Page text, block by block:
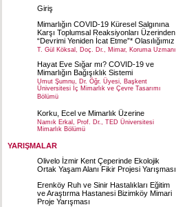
Giriş
Mimarlığın COVID-19 Küresel Salgınına
Karşı Toplumsal Reaksiyonları Üzerinden
“Devrimi Yeniden İcat Etme”* Olasılığımız
T. Gül Köksal, Doç. Dr., Mimar, Koruma Uzmanı
Hayat Eve Sığar mı? COVID-19 ve
Mimarlığın Bağışıklık Sistemi
Umut Şumnu, Dr. Öğr. Üyesi, Başkent
Üniversitesi İç Mimarlık ve Çevre Tasarımı
Bölümü
Korku, Ecel ve Mimarlık Üzerine
Namık Erkal, Prof. Dr., TED Üniversitesi
Mimarlık Bölümü
YARIŞMALAR
Olivelo İzmir Kent Çeperinde Ekolojik
Ortak Yaşam Alanı Fikir Projesi Yarışması
Erenköy Ruh ve Sinir Hastalıkları Eğitim
ve Araştırma Hastanesi Bizimköy Mimari
Proje Yarışması